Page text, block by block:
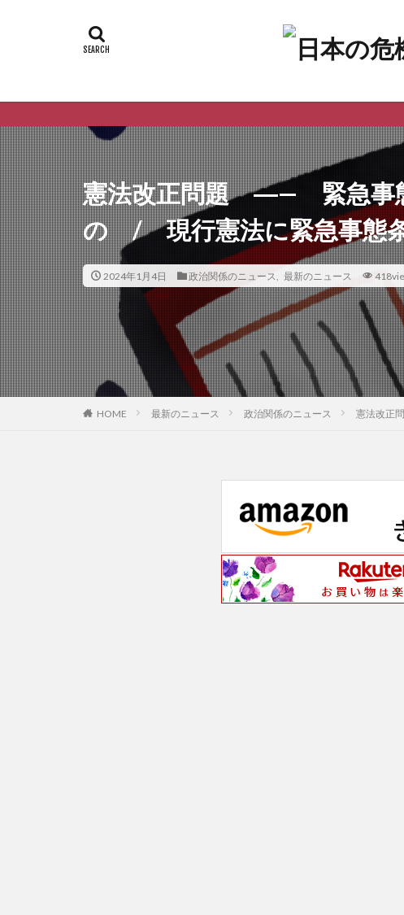
よ
憲法改正問題 ―— 緊急事
の / 現行憲法に緊急事態
2024年1月4日 政治関係のニュース 最新のニュース
HOME 最新のニュース 政治関係のニュース 憲法改正